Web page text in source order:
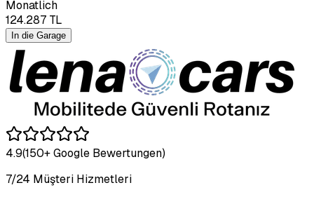
Monatlich
124.287 TL
In die Garage
4.9(150+ Google Bewertungen)
7/24 Müşteri Hizmetleri